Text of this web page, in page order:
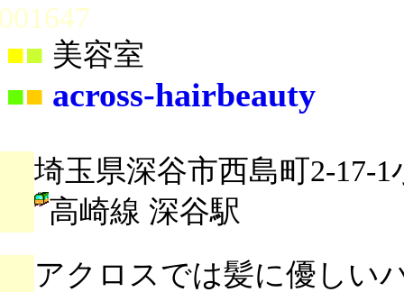
■ 美容室
■■ across-hairbeauty
埼玉県深谷市西島町2-17-1
高崎線 深谷駅
アクロスでは髪に優しい